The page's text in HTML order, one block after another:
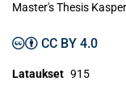
Master's Thesis
CC BY 4.0
Lataukset 915